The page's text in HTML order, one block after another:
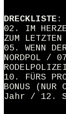
DRECKLISTE :
02. IM
ZUM
05. WENN
NORDPOL /
10. FÜRS
BONUS
Jahr / 12.